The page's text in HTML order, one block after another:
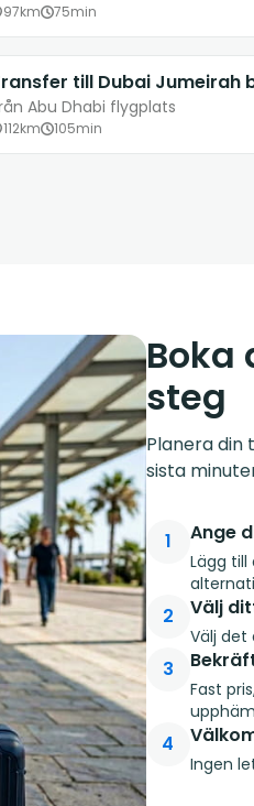
97km 75min
till Dubai Jumeirah
Abu Dhabi flygplats
112km 105min
Boka
steg
Planera din
sista
1 Ange
Lägg
2 Välj
Välj det
3
Fast
4
Ingen